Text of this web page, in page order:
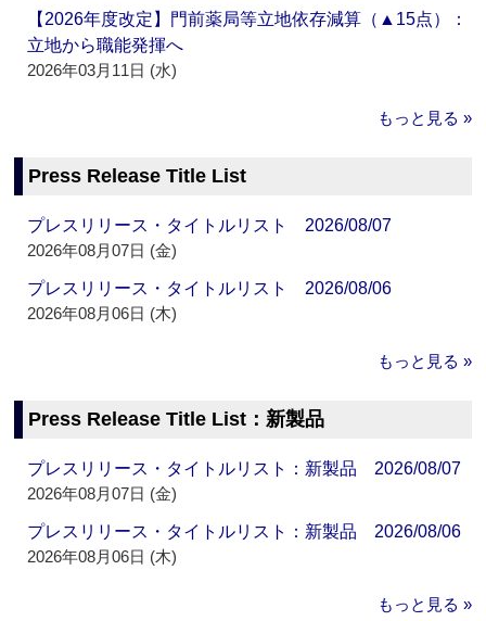
【2026年度改定】門前薬局等立地依存減算（▲15点）：
立地から職能発揮へ
2026年03月11日 (水)
もっと見る »
Press Release Title List
プレスリリース・タイトルリスト 2026/08/07
2026年08月07日 (金)
プレスリリース・タイトルリスト 2026/08/06
2026年08月06日 (木)
もっと見る »
Press Release Title List：新製品
プレスリリース・タイトルリスト：新製品 2026/08/07
2026年08月07日 (金)
プレスリリース・タイトルリスト：新製品 2026/08/06
2026年08月06日 (木)
もっと見る »